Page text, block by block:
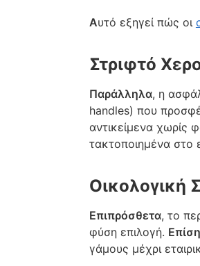
Αυτό εξηγεί πώς οι
Στριφτό
Παράλληλα, η
handles) που
αντικείμενα χωρίς
τακτοποιημένα στο
Οικολογική
Επιπρόσθετα, το
φύση επιλογή.
γάμους μέχρι